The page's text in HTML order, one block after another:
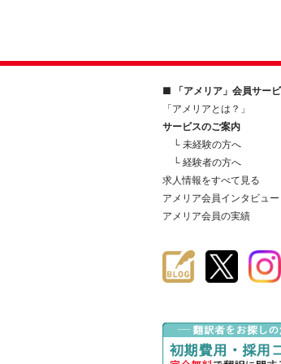
■ 「アメリア」会員サー
「アメリアとは？」
サービスのご案内
└ 未経験の方へ
└ 経験者の方へ
求人情報をすべて見る
アメリア会員インタビュー
アメリア会員の実績